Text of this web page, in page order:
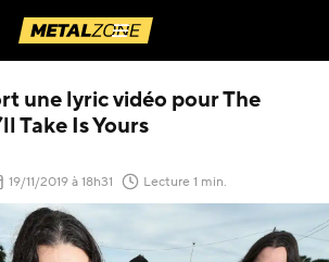
Menu
une lyric vidéo pour The
Take Is Yours
19/11/2019(Mis à jour le )
à 18h31 Lecture 1 min.